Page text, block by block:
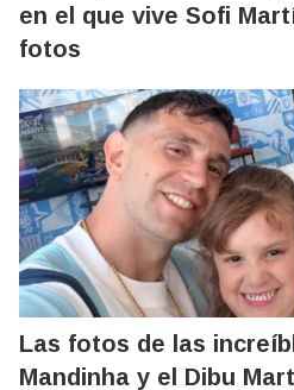
en el que vive Sofi
fotos
Las fotos de las
Mandinha y el Dibu